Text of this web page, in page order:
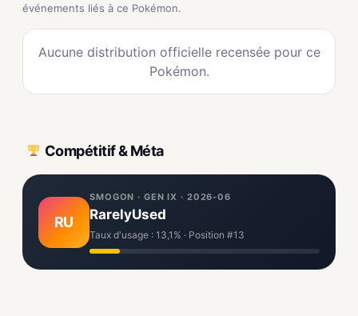
événements liés à ce Pokémon.
Aucune distribution officielle recensée pour ce
Pokémon.
Compétitif & Méta
RU
SMOGON · GEN IX · 2026-06
RarelyUsed
Taux d'usage : 13,1% · Position #13